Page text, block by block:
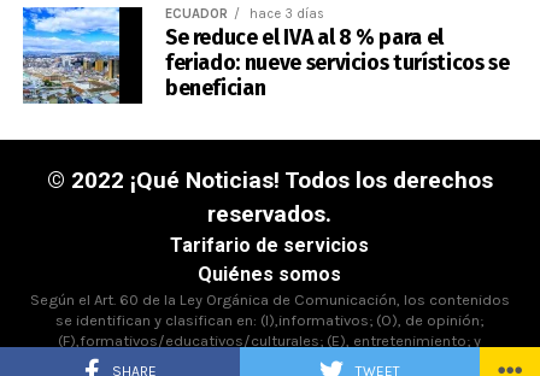
SHARE TWEET
ECUADOR hace 3 días
Se reduce el IVA al 8 % para el
feriado: nueve servicios turísticos se
benefician
© 2022 ¡Qué Noticias! Todos los derechos
reservados.
Tarifario de servicios
Quiénes somos
Según el Art. 60 de la Ley Orgánica de Comunicación, los contenidos
se identifican y clasifican en: (I),informativos; (O), de opinión;
(F),formativos/educativos/culturales; (E), entretenimiento; y
(D),deportivos.